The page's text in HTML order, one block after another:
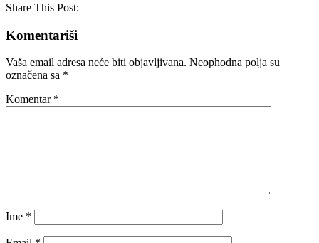
Share This Post:
Komentariši
Vaša email adresa neće biti objavljivana. Neophodna polja su
označena sa *
Komentar *
Ime *